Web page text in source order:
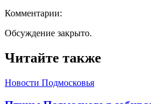
Комментарии:
Обсуждение закрыто.
Читайте также
Новости Подмосковья